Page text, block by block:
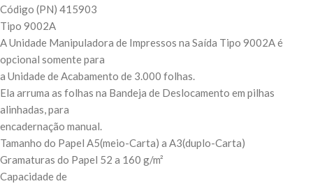
Código (PN) 415903
Tipo 9002A
A Unidade Manipuladora de Impressos na Saída Tipo 9002A é
opcional somente para
a Unidade de Acabamento de 3.000 folhas.
Ela arruma as folhas na Bandeja de Deslocamento em pilhas
alinhadas, para
encadernação manual.
Tamanho do Papel A5(meio-Carta) a A3(duplo-Carta)
Gramaturas do Papel 52 a 160 g/m²
Capacidade de